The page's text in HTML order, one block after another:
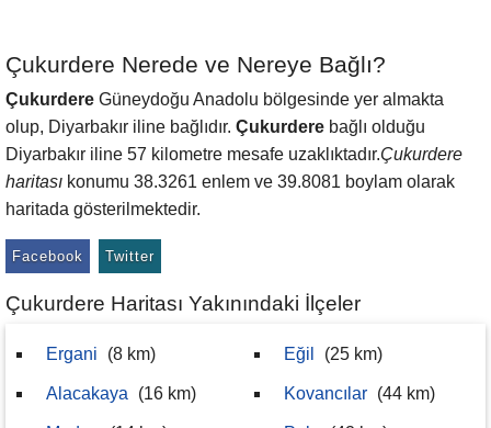
Çukurdere Nerede ve Nereye Bağlı?
Çukurdere Güneydoğu Anadolu bölgesinde yer almakta
olup, Diyarbakır iline bağlıdır. Çukurdere bağlı olduğu
Diyarbakır iline 57 kilometre mesafe uzaklıktadır.Çukurdere
haritası konumu 38.3261 enlem ve 39.8081 boylam olarak
haritada gösterilmektedir.
Facebook Twitter
Çukurdere Haritası Yakınındaki İlçeler
Ergani (8 km)
Alacakaya (16 km)
Eğil (25 km)
Kovancılar (44 km)